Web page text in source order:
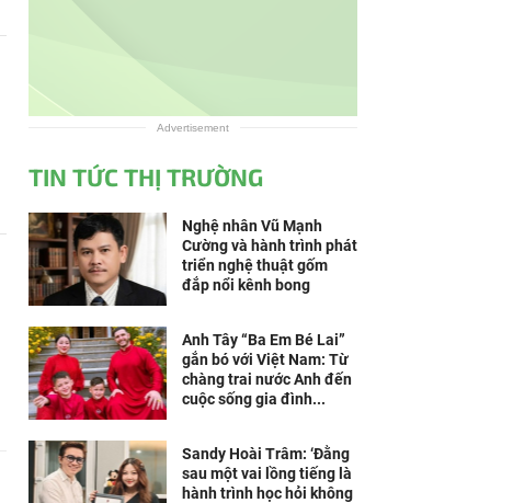
Advertisement
TIN TỨC THỊ TRƯỜNG
Nghệ nhân Vũ Mạnh
Cường và hành trình phát
triển nghệ thuật gốm
đắp nổi kênh bong
Anh Tây “Ba Em Bé Lai”
gắn bó với Việt Nam: Từ
chàng trai nước Anh đến
cuộc sống gia đình...
Sandy Hoài Trâm: ‘Đằng
sau một vai lồng tiếng là
hành trình học hỏi không